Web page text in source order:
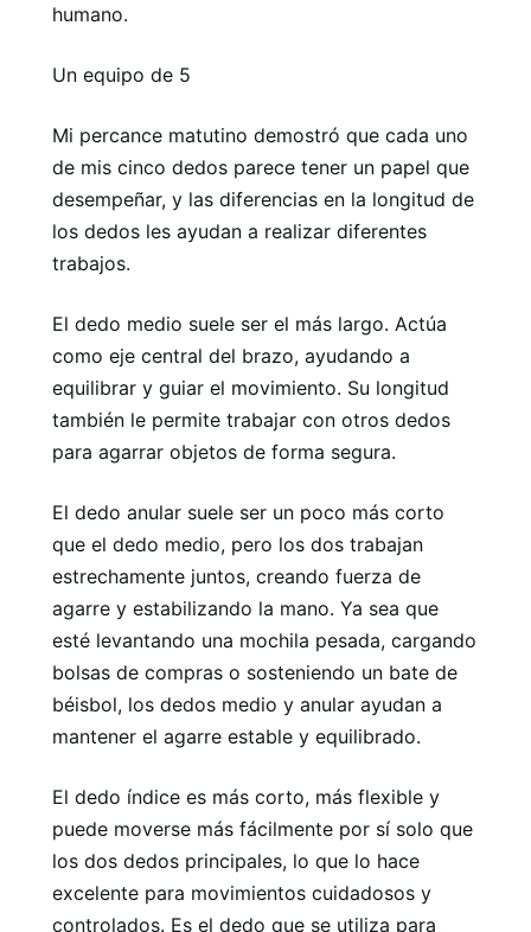
humano.
Un equipo de 5
Mi percance matutino demostró que cada uno
de mis cinco dedos parece tener un papel que
desempeñar, y las diferencias en la longitud de
los dedos les ayudan a realizar diferentes
trabajos.
El dedo medio suele ser el más largo. Actúa
como eje central del brazo, ayudando a
equilibrar y guiar el movimiento. Su longitud
también le permite trabajar con otros dedos
para agarrar objetos de forma segura.
El dedo anular suele ser un poco más corto
que el dedo medio, pero los dos trabajan
estrechamente juntos, creando fuerza de
agarre y estabilizando la mano. Ya sea que
esté levantando una mochila pesada, cargando
bolsas de compras o sosteniendo un bate de
béisbol, los dedos medio y anular ayudan a
mantener el agarre estable y equilibrado.
El dedo índice es más corto, más flexible y
puede moverse más fácilmente por sí solo que
los dos dedos principales, lo que lo hace
excelente para movimientos cuidadosos y
controlados. Es el dedo que se utiliza para